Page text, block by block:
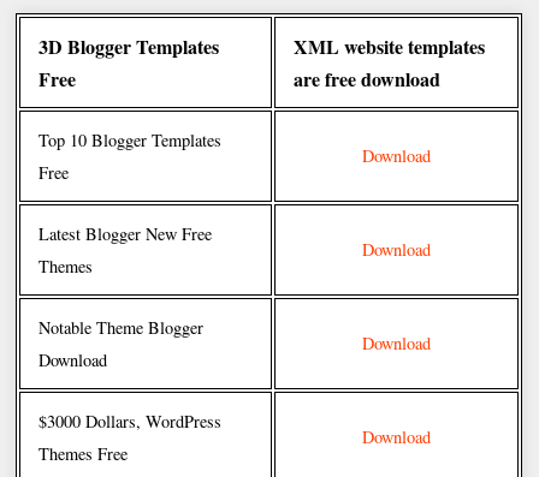
3D Blogger Templates
Free
XML website templates
are free download
Top 10 Blogger Templates
Free
Download
Latest Blogger New Free
Themes
Download
Notable Theme Blogger
Download
Download
$3000 Dollars, WordPress
Themes Free
Download